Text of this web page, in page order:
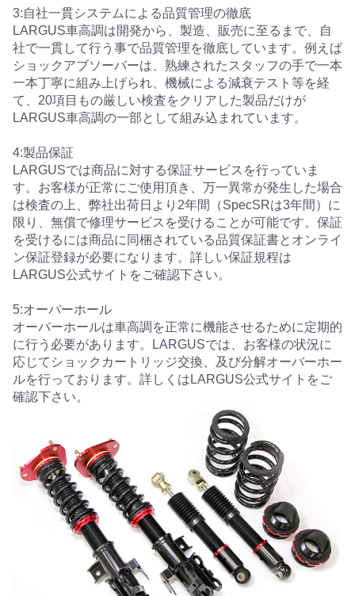
3:自社一貫システムによる品質管理の徹底
LARGUS車高調は開発から、製造、販売に至るまで、自
社で一貫して行う事で品質管理を徹底しています。例えば
ショックアブソーバーは、熟練されたスタッフの手で一本
一本丁寧に組み上げられ、機械による減衰テスト等を経
て、20項目もの厳しい検査をクリアした製品だけが
LARGUS車高調の一部として組み込まれています。
4:製品保証
LARGUSでは商品に対する保証サービスを行っていま
す。お客様が正常にご使用頂き、万一異常が発生した場合
は検査の上、弊社出荷日より2年間（SpecSRは3年間）に
限り、無償で修理サービスを受けることが可能です。保証
を受けるには商品に同梱されている品質保証書とオンライ
ン保証登録が必要になります。詳しい保証規程は
LARGUS公式サイトをご確認下さい。
5:オーバーホール
オーバーホールは車高調を正常に機能させるために定期的
に行う必要があります。LARGUSでは、お客様の状況に
応じてショックカートリッジ交換、及び分解オーバーホー
ルを行っております。詳しくはLARGUS公式サイトをご
確認下さい。